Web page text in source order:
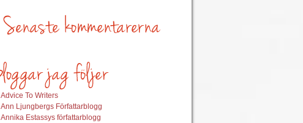
Advice To Writers
Ann Ljungbergs Författarblogg
Annika Estassys författarblogg